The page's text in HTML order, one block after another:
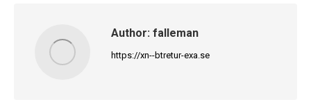
Author: falleman
https://xn--btretur-exa.se